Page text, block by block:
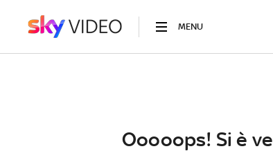
MENU
Ooooops! Si è